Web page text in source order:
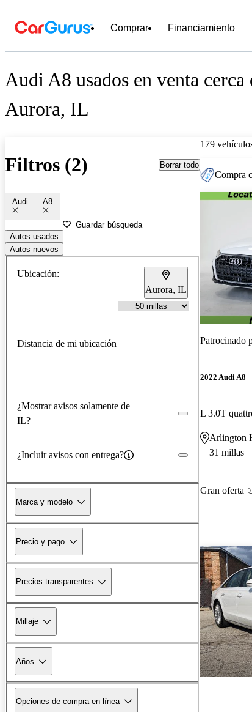
Comprar Financiamiento
Audi A8 usados en venta cerca
Aurora, IL
Filtros (2) Borrar todo
Audi A8
Guardar búsqueda
Autos usados
Autos nuevos
Ubicación:
Aurora, IL
Distancia de mi ubicación
¿Mostrar avisos solamente de
IL?
¿Incluir avisos con entrega?
Marca y modelo
Precio y pago
Precios transparentes
Millaje
Años
Opciones de compra en línea
179
Compra
Patrocinado
2022 Audi A8
L 3.0T
Arlington
31 millas
Gran oferta